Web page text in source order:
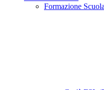
Formazione